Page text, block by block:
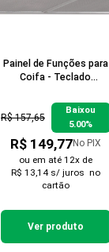
Painel de Funções para
Coifa - Teclado
R$ 157,65
Baixou
5.00%
R$ 149,77No PIX
ou em até 12x de
R$ 13,14 s/ juros no
cartão
Ver produto